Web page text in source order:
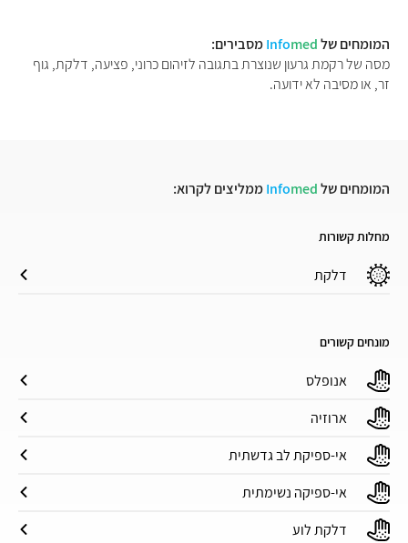
המומחים של Infomed
מסבירים:
מסה של רקמת גרעון שנוצרת בתגובה לזיהום כרוני, פציעה, דלקת, גוף
זר, או מסיבה לא ידועה.
המומחים של Infomed ממליצים לקרוא:
מחלות קשורות
דלקת
מונחים קשורים
אנופלס
ארוזיה
אי-ספיקת לב גדשתית
אי-ספיקה נשימתית
דלקת לוע